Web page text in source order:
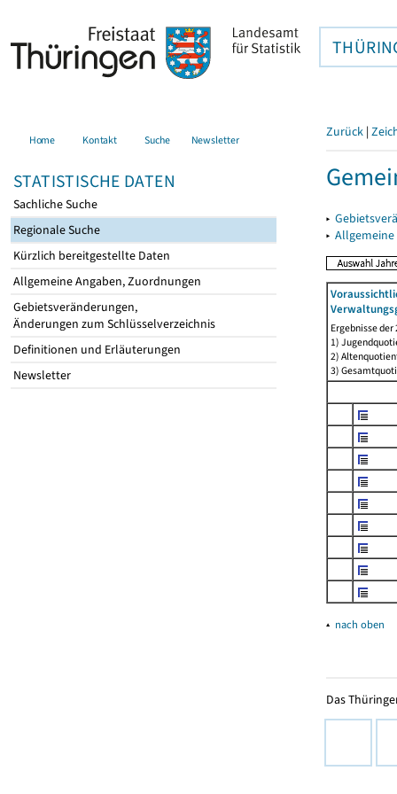
Home Kontakt Suche Newsletter
STATISTISCHE DATEN
Sachliche Suche
Regionale Suche
Kürzlich bereitgestellte Daten
Allgemeine Angaben, Zuordnungen
Gebietsveränderungen,
Änderungen zum Schlüsselverzeichnis
Definitionen und Erläuterungen
Newsletter
Zurück |
▸
▸
Ergebnisse
1)
2)
3)
▴ nach oben
Das